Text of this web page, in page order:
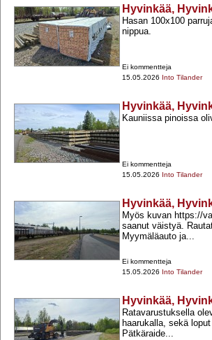
Hyvinkää,
Hasan 100x100
nippua.
Ei kommentteja
15.05.2026 Into Tilander
Hyvinkää,
Kauniissa pinoissa
Ei kommentteja
15.05.2026 Into Tilander
Hyvinkää,
Myös kuvan https://
saanut väistyä.
Myymäläauto ja...
Ei kommentteja
15.05.2026 Into Tilander
Hyvinkää,
Ratavarustuksella
haarukalla, sekä
Pätkäraide...